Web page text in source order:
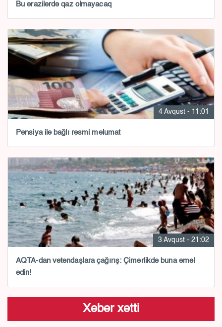
Bu ərazilərdə qaz olmayacaq
4 Avqust - 11:01
Pensiya ilə bağlı rəsmi məlumat
3 Avqust - 21:02
AQTA-dan vətəndaşlara çağırış: Çimərlikdə buna əməl
edin!
Xəbər xətti